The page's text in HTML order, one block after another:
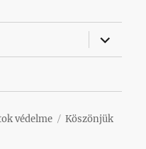
almenü
védelme
Köszönjük